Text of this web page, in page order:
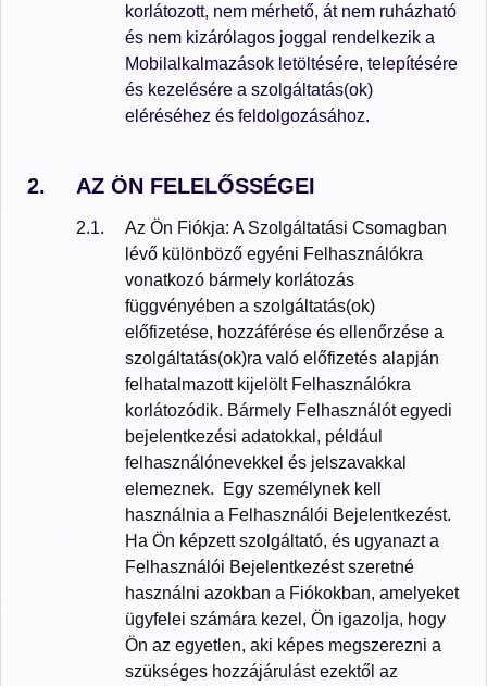
korlátozott, nem mérhető, át nem ruházható
és nem kizárólagos joggal rendelkezik a
Mobilalkalmazások letöltésére, telepítésére
és kezelésére a szolgáltatás(ok)
eléréséhez és feldolgozásához.
AZ ÖN FELELŐSSÉGEI
Az Ön Fiókja: A Szolgáltatási Csomagban
lévő különböző egyéni Felhasználókra
vonatkozó bármely korlátozás
függvényében a szolgáltatás(ok)
előfizetése, hozzáférése és ellenőrzése a
szolgáltatás(ok)ra való előfizetés alapján
felhatalmazott kijelölt Felhasználókra
korlátozódik. Bármely Felhasználót egyedi
bejelentkezési adatokkal, például
felhasználónevekkel és jelszavakkal
elemeznek. Egy személynek kell
használnia a Felhasználói Bejelentkezést.
Ha Ön képzett szolgáltató, és ugyanazt a
Felhasználói Bejelentkezést szeretné
használni azokban a Fiókokban, amelyeket
ügyfelei számára kezel, Ön igazolja, hogy
Ön az egyetlen, aki képes megszerezni a
szükséges hozzájárulást ezektől az